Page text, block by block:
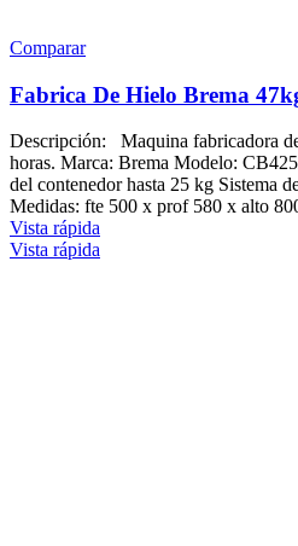
Comparar
Fabrica De Hielo Brema
Descripción: Maquina fabricadora
horas. Marca: Brema Modelo:
del contenedor hasta 25 kg Sistema
Medidas: fte 500 x prof 580 x alto
Vista rápida
Vista rápida